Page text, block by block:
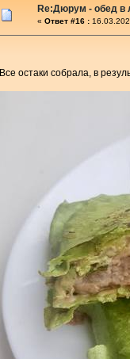
Re:Дюрум - обед в
« Ответ #16 :
Все остаки собрала, в